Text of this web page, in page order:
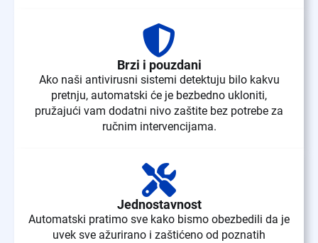
Brzi i pouzdani
Ako naši antivirusni sistemi detektuju bilo kakvu
pretnju, automatski će je bezbedno ukloniti,
pružajući vam dodatni nivo zaštite bez potrebe za
ručnim intervencijama.
Jednostavnost
Automatski pratimo sve kako bismo obezbedili da je
uvek sve ažurirano i zaštićeno od poznatih